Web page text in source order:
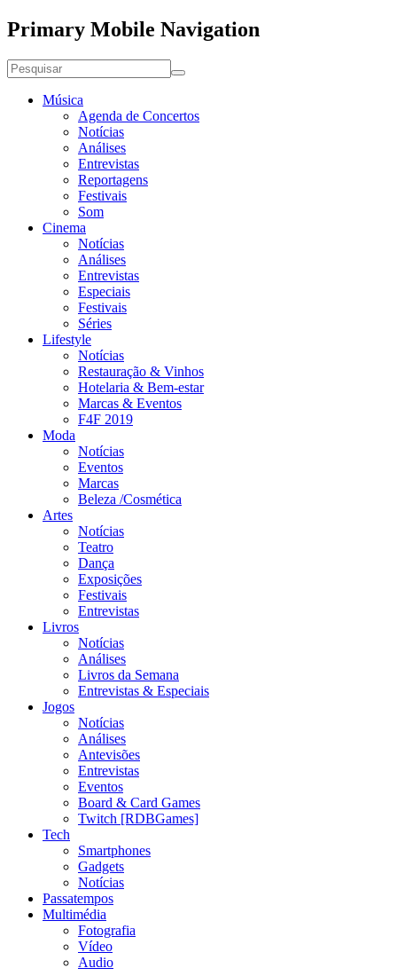
Primary Mobile Navigation
Música
Agenda de Concertos
Notícias
Análises
Entrevistas
Reportagens
Festivais
Som
Cinema
Notícias
Análises
Entrevistas
Especiais
Festivais
Séries
Lifestyle
Notícias
Restauração & Vinhos
Hotelaria & Bem-estar
Marcas & Eventos
F4F 2019
Moda
Notícias
Eventos
Marcas
Beleza /Cosmética
Artes
Notícias
Teatro
Dança
Exposições
Festivais
Entrevistas
Livros
Notícias
Análises
Livros da Semana
Entrevistas & Especiais
Jogos
Notícias
Análises
Antevisões
Entrevistas
Eventos
Board & Card Games
Twitch [RDBGames]
Tech
Smartphones
Gadgets
Notícias
Passatempos
Multimédia
Fotografia
Vídeo
Audio